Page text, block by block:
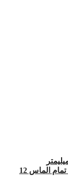
برقو ماشینی تنگستن کارباید تمام الماس 12